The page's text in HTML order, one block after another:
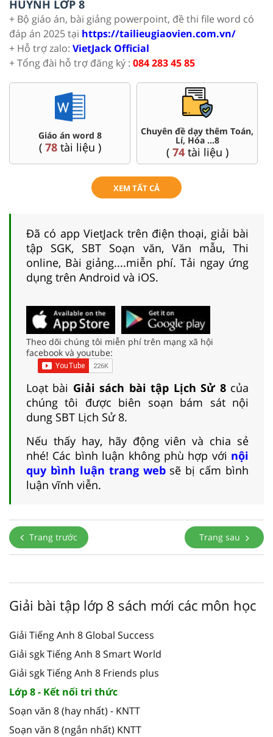
HUYNH LỚP 8
+ Bộ giáo án, bài giảng powerpoint, đề thi file word có
đáp án 2025 tại https://tailieugiaovien.com.vn/
+ Hỗ trợ zalo: VietJack Official
+ Tổng đài hỗ trợ đăng ký : 084 283 45 85
Giáo án word 8
( 78tài liệu )
Chuyên đề dạy thêm Toán,
Lí, Hóa ...8
( 74tài liệu )
XEM TẤT CẢ
Đã có app VietJack trên điện thoại, giải bài
tập SGK, SBT Soạn văn, Văn mẫu, Thi
online, Bài giảng....miễn phí. Tải ngay ứng
dụng trên Android và iOS.
Theo dõi chúng tôi miễn phí trên mạng xã hội
facebook và youtube:
Loạt bài Giải sách bài tập Lịch Sử 8của
chúng tôi được biên soạn bám sát nội
dung SBT Lịch Sử 8.
Nếu thấy hay, hãy động viên và chia sẻ
nhé! Các bình luận không phù hợp với nội
quy bình luận trang websẽ bị cấm bình
luận vĩnh viễn.
Trang trước Trang sau
Giải bài tập lớp 8 sách mới các môn học
Giải Tiếng Anh 8 Global Success
Giải sgk Tiếng Anh 8 Smart World
Giải sgk Tiếng Anh 8 Friends plus
Lớp 8 - Kết nối tri thức
Soạn văn 8 (hay nhất) - KNTT
Soạn văn 8 (ngắn nhất) KNTT